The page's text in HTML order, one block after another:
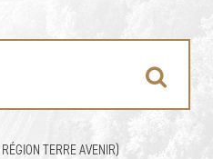
TERRE AVENIR)